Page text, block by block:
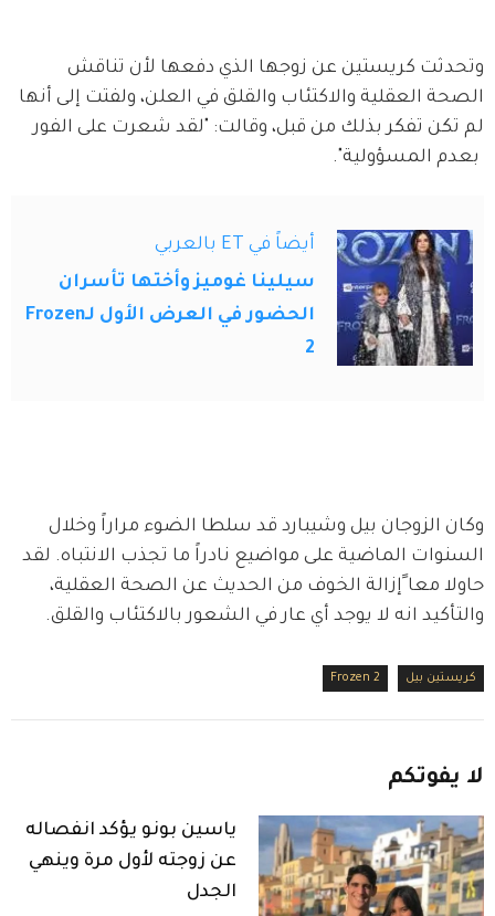
وتحدثت كريستين عن زوجها الذي دفعها لأن تناقش
الصحة العقلية والاكتئاب والقلق في العلن، ولفتت إلى أنها
لم تكن تفكر بذلك من قبل، وقالت: "لقد شعرت على الفور
بعدم المسؤولية".
أيضاً في ET بالعربي
سيلينا غوميز وأختها تأسران
الحضور في العرض الأول لـFrozen
2
وكان الزوجان بيل وشيبارد قد سلطا الضوء مراراً وخلال
السنوات الماضية على مواضيع نادراً ما تجذب الانتباه. لقد
حاولا معا ًإزالة الخوف من الحديث عن الصحة العقلية،
والتأكيد انه لا يوجد أي عار في الشعور بالاكتئاب والقلق.
كريستين بيل Frozen 2
لا يفوتكم
ياسين بونو يؤكد انفصاله
عن زوجته لأول مرة وينهي
الجدل